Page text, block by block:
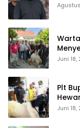
Juni 18,
Plt
Juni 18,